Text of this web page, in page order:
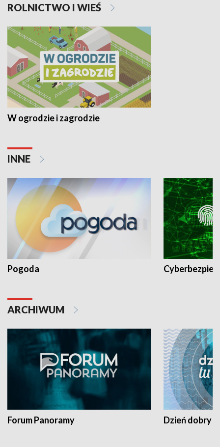
ROLNICTWO I WIEŚ
W ogrodzie i zagrodzie
INNE
Pogoda
ARCHIWUM
Forum Panoramy Dzień dobry